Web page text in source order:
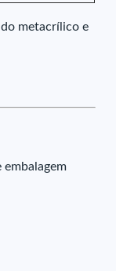
metacrílico e
embalagem